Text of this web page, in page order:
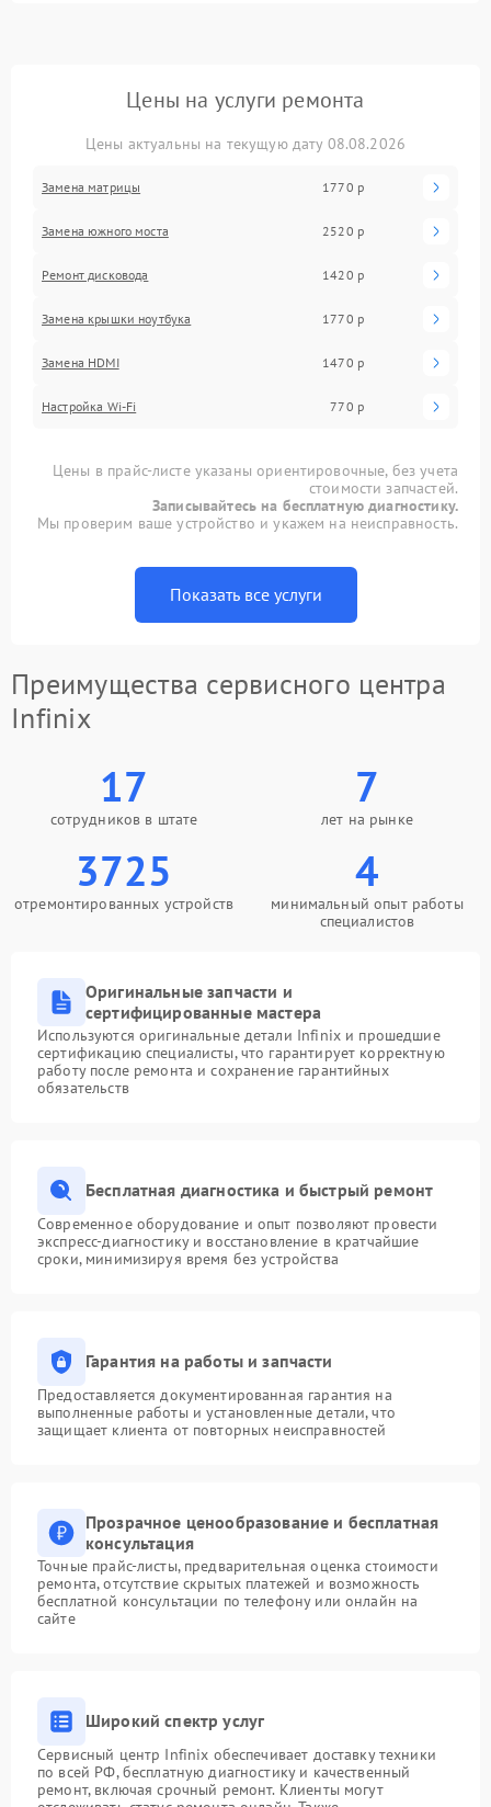
Цены на услуги ремонта
Цены актуальны на текущую дату 08.08.2026
Замена матрицы 1770 р
Замена южного моста 2520 р
Ремонт дисковода 1420 р
Замена крышки ноутбука 1770 р
Замена HDMI 1470 р
Настройка Wi-Fi 770 р
Цены в прайс-листе указаны ориентировочные, без учета
стоимости запчастей.
Записывайтесь на бесплатную диагностику.
Мы проверим ваше устройство и укажем на неисправность.
Показать все услуги
Преимущества сервисного центра
Infinix
17
сотрудников в штате
7
лет на рынке
3725
отремонтированных устройств
4
минимальный опыт работы
специалистов
Оригинальные запчасти и
сертифицированные мастера
Используются оригинальные детали Infinix и прошедшие
сертификацию специалисты, что гарантирует корректную
работу после ремонта и сохранение гарантийных
обязательств
Бесплатная диагностика и быстрый ремонт
Современное оборудование и опыт позволяют провести
экспресс-диагностику и восстановление в кратчайшие
сроки, минимизируя время без устройства
Гарантия на работы и запчасти
Предоставляется документированная гарантия на
выполненные работы и установленные детали, что
защищает клиента от повторных неисправностей
Прозрачное ценообразование и бесплатная
консультация
Точные прайс-листы, предварительная оценка стоимости
ремонта, отсутствие скрытых платежей и возможность
бесплатной консультации по телефону или онлайн на
сайте
Широкий спектр услуг
Сервисный центр Infinix обеспечивает доставку техники
по всей РФ, бесплатную диагностику и качественный
ремонт, включая срочный ремонт. Клиенты могут